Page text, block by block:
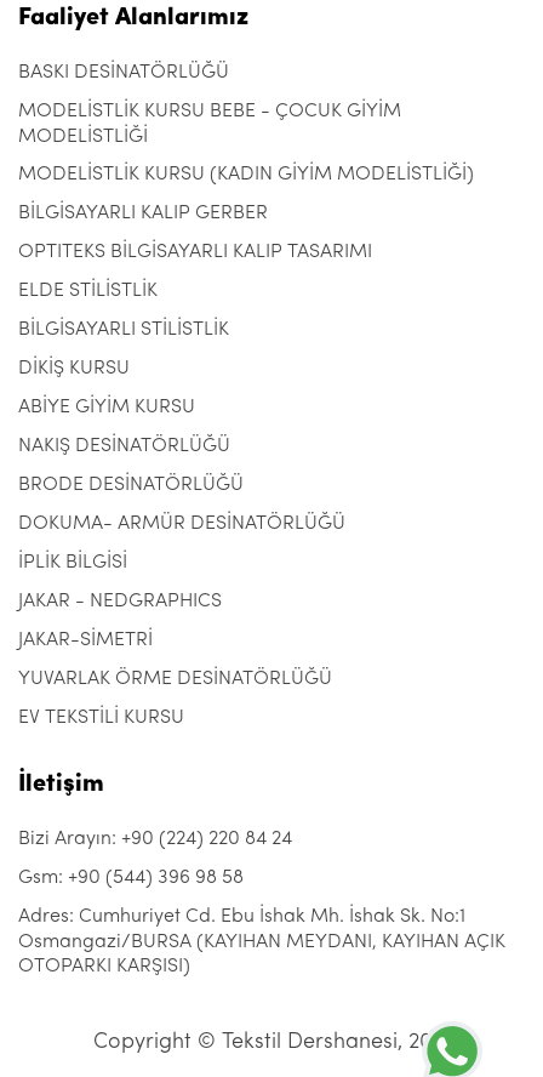
Faaliyet Alanlarımız
BASKI DESİNATÖRLÜĞÜ
MODELİSTLİK KURSU BEBE - ÇOCUK GİYİM
MODELİSTLİĞİ
MODELİSTLİK KURSU (KADIN GİYİM MODELİSTLİĞİ)
BİLGİSAYARLI KALIP GERBER
OPTITEKS BİLGİSAYARLI KALIP TASARIMI
ELDE STİLİSTLİK
BİLGİSAYARLI STİLİSTLİK
DİKİŞ KURSU
ABİYE GİYİM KURSU
NAKIŞ DESİNATÖRLÜĞÜ
BRODE DESİNATÖRLÜĞÜ
DOKUMA- ARMÜR DESİNATÖRLÜĞÜ
İPLİK BİLGİSİ
JAKAR - NEDGRAPHICS
JAKAR-SİMETRİ
YUVARLAK ÖRME DESİNATÖRLÜĞÜ
EV TEKSTİLİ KURSU
İletişim
Bizi Arayın: +90 (224) 220 84 24
Gsm: +90 (544) 396 98 58
Adres: Cumhuriyet Cd. Ebu İshak Mh. İshak Sk. No:1
Osmangazi/BURSA (KAYIHAN MEYDANI, KAYIHAN AÇIK
OTOPARKI KARŞISI)
Copyright © Tekstil Dershanesi, 2021